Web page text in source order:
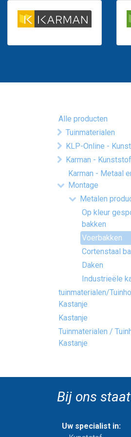
Alle producten
Tuinmaterialen
KLP-Online -
Karman - Kunststof
Karman - Metaal
Montage
Metalen
Op kleur
bakken
Voerbakken
Cortenstaal
Daken
Industrieële
tuinmaterialen/
Kastanje
Kastanje
Tuinmaterialen /
Kastanje
Bij ons
Uw specialist in: